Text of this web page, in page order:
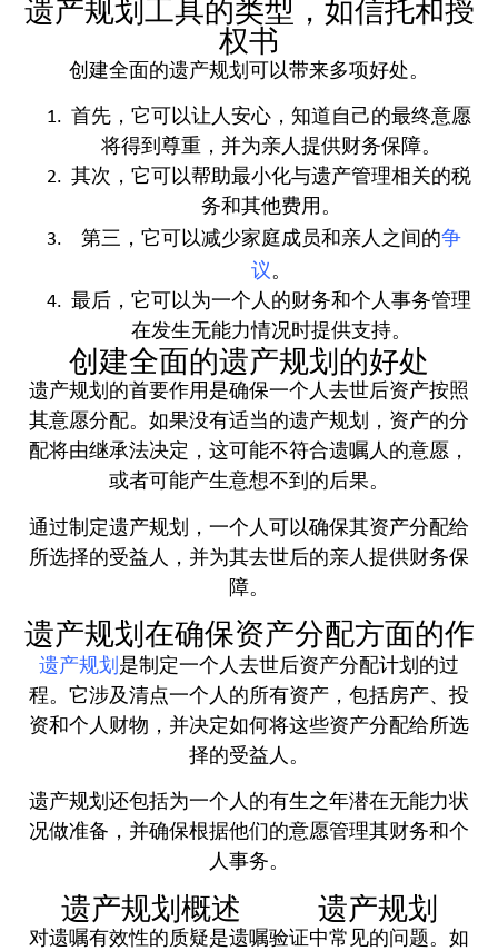
遗产规划
遗产规划概述
遗产规划是制定一个人去世后资产分配计划的过
程。它涉及清点一个人的所有资产，包括房产、投
资和个人财物，并决定如何将这些资产分配给所选
择的受益人。
遗产规划还包括为一个人的有生之年潜在无能力状
况做准备，并确保根据他们的意愿管理其财务和个
人事务。
遗产规划在确保资产分配方面的作
遗产规划的首要作用是确保一个人去世后资产按照
其意愿分配。如果没有适当的遗产规划，资产的分
配将由继承法决定，这可能不符合遗嘱人的意愿，
或者可能产生意想不到的后果。
通过制定遗产规划，一个人可以确保其资产分配给
所选择的受益人，并为其去世后的亲人提供财务保
障。
创建全面的遗产规划的好处
创建全面的遗产规划可以带来多项好处。
首先，它可以让人安心，知道自己的最终意愿
将得到尊重，并为亲人提供财务保障。
其次，它可以帮助最小化与遗产管理相关的税
务和其他费用。
第三，它可以减少家庭成员和亲人之间的争
议。
最后，它可以为一个人的财务和个人事务管理
在发生无能力情况时提供支持。
遗产规划工具的类型，如信托和授
权书
对遗嘱有效性的质疑是遗嘱验证中常见的问题。如